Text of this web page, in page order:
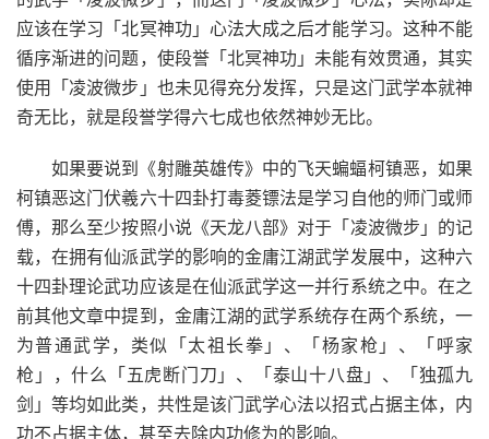
应该在学习「北冥神功」心法大成之后才能学习。这种不能
循序渐进的问题，使段誉「北冥神功」未能有效贯通，其实
使用「凌波微步」也未见得充分发挥，只是这门武学本就神
奇无比，就是段誉学得六七成也依然神妙无比。
如果要说到《射雕英雄传》中的飞天蝙蝠柯镇恶，如果
柯镇恶这门伏羲六十四卦打毒菱镖法是学习自他的师门或师
傅，那么至少按照小说《天龙八部》对于「凌波微步」的记
载，在拥有仙派武学的影响的金庸江湖武学发展中，这种六
十四卦理论武功应该是在仙派武学这一并行系统之中。在之
前其他文章中提到，金庸江湖的武学系统存在两个系统，一
为普通武学，类似「太祖长拳」、「杨家枪」、「呼家
枪」，什么「五虎断门刀」、「泰山十八盘」、「独孤九
剑」等均如此类，共性是该门武学心法以招式占据主体，内
功不占据主体，甚至去除内功修为的影响。